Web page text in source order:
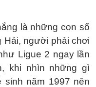
là những con số
Hải, người phải chơi
Ligue 2 ngay lần
khi nhìn những gì
năm 1997 nên